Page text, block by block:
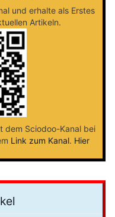
und erhalte als Erstes
Artikeln.
dem Sciodoo-Kanal bei
Link zum Kanal. Hier